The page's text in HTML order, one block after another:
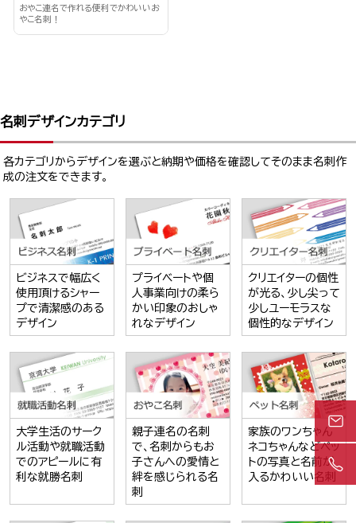
おやこ連名で作れる便利でかわいいお
やこ名刺！
名刺デザインカテゴリ
各カテゴリからデザインを選ぶと納期や価格を確認してそのまま名刺作
成の注文をできます。
ビジネスで幅広く
使用頂けるシャー
プで清潔感のある
デザイン
プライベートや個
人事業向けの柔ら
かい印象のおしゃ
れなデザイン
クリエイターの個性
が光る、少し尖って
少しユーモラスな
個性的なデザイン
大学生活のサーク
ル活動や就職活動
でのアピールに有
利な就勝名刺
親子連名の名刺
で、名刺からもお
子さんへの愛情と
絆を感じられる名
刺
家族のワンちゃん
ネコちゃんなどペッ
トの写真と名前が
入るかわいい名刺